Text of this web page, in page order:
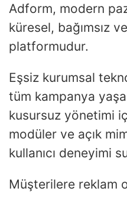
Adform, modern
küresel, bağımsız
platformudur.
Eşsiz kurumsal
tüm kampanya
kusursuz yönetimi
modüler ve açık
kullanıcı deneyimi
Müşterilere reklam